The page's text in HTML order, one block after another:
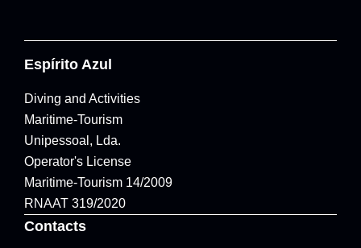
Espírito Azul
Diving and Activities
Maritime-Tourism
Unipessoal, Lda.
Operator's License
Maritime-Tourism 14/2009
RNAAT 319/2020
Contacts